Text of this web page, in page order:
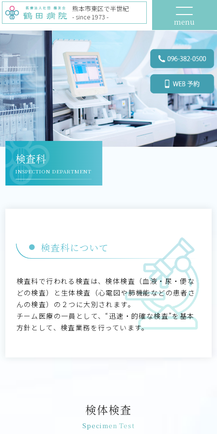
menu
熊本市東区で半世紀
- since 1973 -
検査科
INSPECTION DEPARTMENT
検査科について
検査科で行われる検査は、検体検査（血液・尿・便な
どの検査）と生体検査（心電図や肺機能などの患者さ
んの検査）の２つに大別されます。
チーム医療の一員として、“迅速・的確な検査”を基本
方針として、検査業務を行っています。
検体検査
Specimen Test